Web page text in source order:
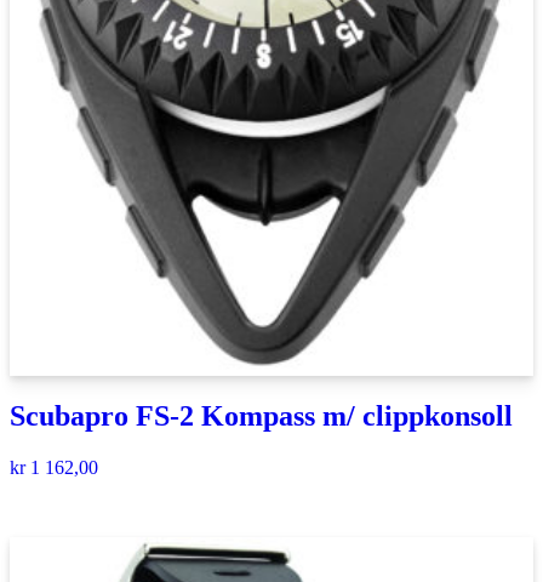
Scubapro FS-2 Kompass m/ clippkonsoll
kr1 162,00